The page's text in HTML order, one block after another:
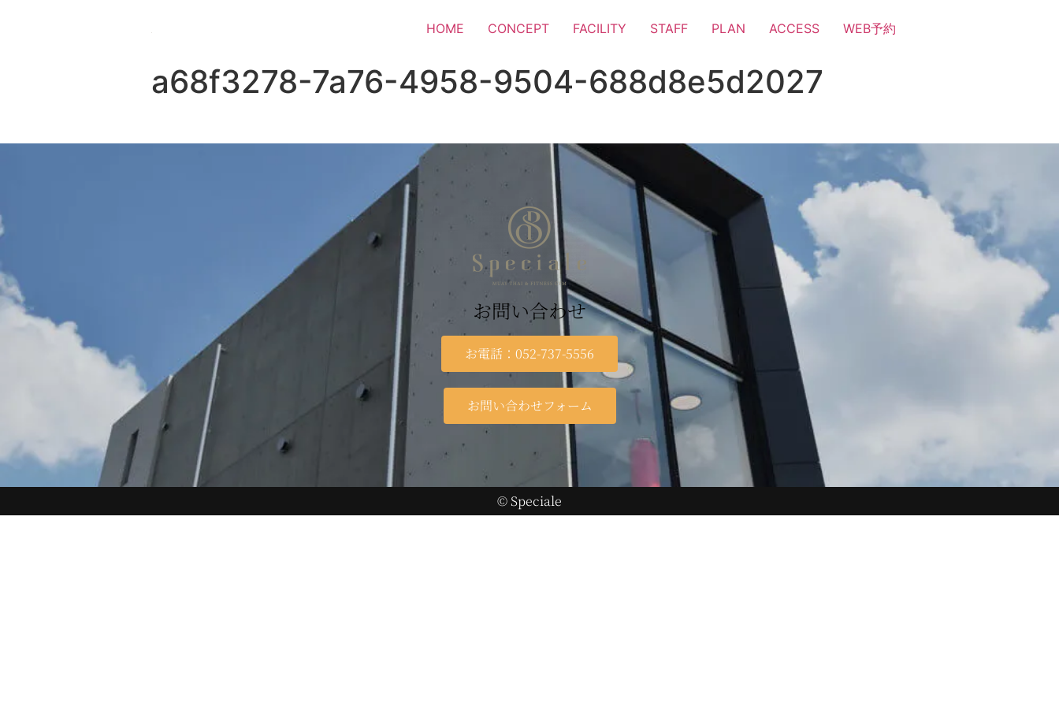
HOME CONCEPT FACILITY STAFF PLAN ACCESS WEB予約
a68f3278-7a76-4958-9504-688d8e5d2027
お問い合わせ
お電話：052-737-5556
お問い合わせフォーム
© Speciale